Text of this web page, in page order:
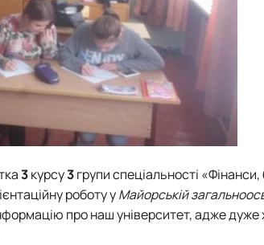
3курсу3групи спеціальності
роботу уМайорській
про наш університет, адже